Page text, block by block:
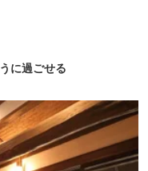
に過ごせる